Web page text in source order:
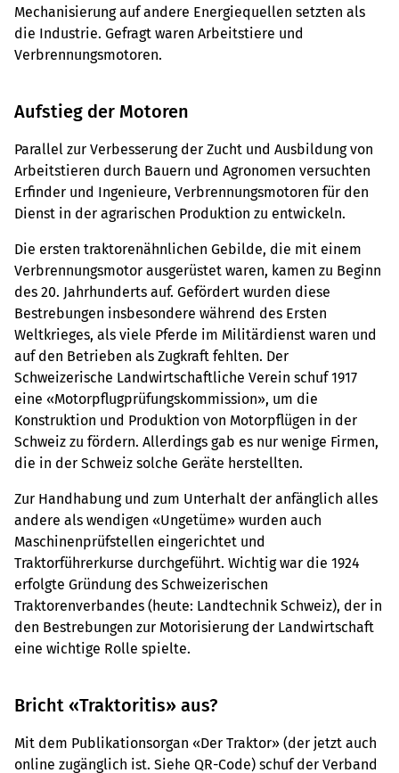
Mechanisierung auf andere Energiequellen setzten als
die Industrie. Gefragt waren Arbeitstiere und
Verbrennungsmotoren.
Aufstieg der Motoren
Parallel zur Verbesserung der Zucht und Ausbildung von
Arbeitstieren durch Bauern und Agronomen versuchten
Erfinder und Ingenieure, Verbrennungsmotoren für den
Dienst in der agrarischen Produktion zu entwickeln.
Die ersten traktorenähnlichen Gebilde, die mit einem
Verbrennungsmotor ausgerüstet waren, kamen zu Beginn
des 20. Jahrhunderts auf. Gefördert wurden diese
Bestrebungen insbesondere während des Ersten
Weltkrieges, als viele Pferde im Militärdienst waren und
auf den Betrieben als Zugkraft fehlten. Der
Schweizerische Landwirtschaftliche Verein schuf 1917
eine «Motorpflugprüfungskommission», um die
Konstruktion und Produktion von Motorpflügen in der
Schweiz zu fördern. Allerdings gab es nur wenige Firmen,
die in der Schweiz solche Geräte herstellten.
Zur Handhabung und zum Unterhalt der anfänglich alles
andere als wendigen «Ungetüme» wurden auch
Maschinenprüfstellen eingerichtet und
Traktorführerkurse durchgeführt. Wichtig war die 1924
erfolgte Gründung des Schweizerischen
Traktorenverbandes (heute: Landtechnik Schweiz), der in
den Bestrebungen zur Motorisierung der Landwirtschaft
eine wichtige Rolle spielte.
Bricht «Traktoritis» aus?
Mit dem Publikationsorgan «Der Traktor» (der jetzt auch
online zugänglich ist. Siehe QR-Code) schuf der Verband